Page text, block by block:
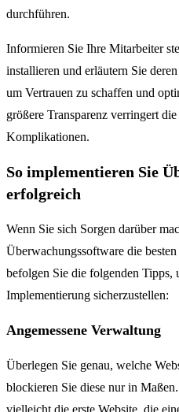
durchführen.
Informieren Sie Ihre Mitarbeiter
installieren und erläutern Sie
um Vertrauen zu schaffen und
größere Transparenz verringert
Komplikationen.
So implementieren Sie
erfolgreich
Wenn Sie sich Sorgen darüber
Überwachungssoftware die
befolgen Sie die folgenden Tipps,
Implementierung sicherzustellen:
Angemessene Verwaltung
Überlegen Sie genau, welche
blockieren Sie diese nur in
vielleicht die erste Website, die